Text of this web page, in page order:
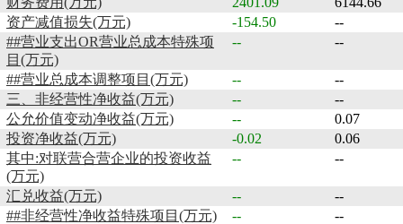
资产减值损失(万元)
-154.50
--
##营业支出OR营业总成本特殊项
目(万元)
-- --
##营业总成本调整项目(万元) --
--
三、非经营性净收益(万元)
--
--
公允价值变动净收益(万元)
--
0.07
投资净收益(万元)
-0.02
0.06
其中:对联营合营企业的投资收益
(万元)
-- --
汇兑收益(万元) --
--
##非经营性净收益特殊项目(万元)
--
--